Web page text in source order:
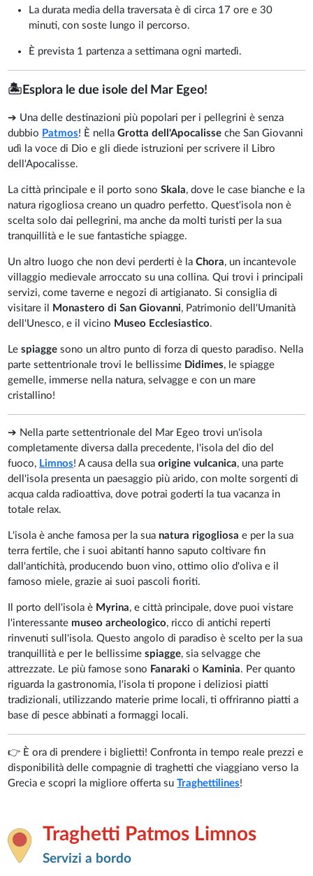
La durata media della traversata è di circa 17 ore e 30
minuti, con soste lungo il percorso.
È prevista 1 partenza a settimana ogni martedì.
🏝️Esplora le due isole del Mar Egeo!
➔ Una delle destinazioni più popolari per i pellegrini è senza
dubbio Patmos! È nellaGrotta dell'Apocalisse che San Giovanni
udì la voce di Dio e gli diede istruzioni per scrivere il Libro
dell'Apocalisse.
La città principale e il porto sonoSkala, dove le case bianche e la
natura rigogliosa creano un quadro perfetto. Quest'isola non è
scelta solo dai pellegrini, ma anche da molti turisti per la sua
tranquillità e le sue fantastiche spiagge.
Un altro luogo che non devi perderti è laChora, un incantevole
villaggio medievale arroccato su una collina. Qui trovi i principali
servizi, come taverne e negozi di artigianato. Si consiglia di
visitare il
Monastero di San Giovanni, Patrimonio dell'Umanità
dell'Unesco, e il vicino Museo Ecclesiastico.
Lespiaggesono un altro punto di forza di questo paradiso. Nella
parte settentrionale trovi le bellissime Didimes, le spiagge
gemelle, immerse nella natura, selvagge e con un mare
cristallino!
➔ Nella parte settentrionale del Mar Egeo trovi un'isola
completamente diversa dalla precedente, l'isola del dio del
fuoco, Limnos! A causa della suaorigine vulcanica, una parte
dell'isola presenta un paesaggio più arido, con molte sorgenti di
acqua calda radioattiva, dove potrai goderti la tua vacanza in
totale relax.
L'isola è anche famosa per la sua natura rigogliosa e per la sua
terra fertile, che i suoi abitanti hanno saputo coltivare fin
dall'antichità, producendo buon vino, ottimo olio d'oliva e il
famoso miele, grazie ai suoi pascoli fioriti.
Il porto dell'isola è Myrina, e città principale, dove puoi vistare
l'interessante museo archeologico, ricco di antichi reperti
rinvenuti sull'isola. Questo angolo di paradiso è scelto per la sua
tranquillità e per le bellissimespiagge, sia selvagge che
attrezzate. Le più famose sono Fanarakio Kaminia. Per quanto
riguarda la gastronomia, l'isola ti propone i deliziosi piatti
tradizionali, utilizzando materie prime locali, ti offriranno piatti a
base di pesce abbinati a formaggi locali.
👉 È ora di prendere i biglietti! Confronta in tempo reale prezzi e
disponibilità delle compagnie di traghetti che viaggiano verso la
Grecia e scopri la migliore offerta suTraghettilines!
Traghetti Patmos Limnos
Servizi a bordo